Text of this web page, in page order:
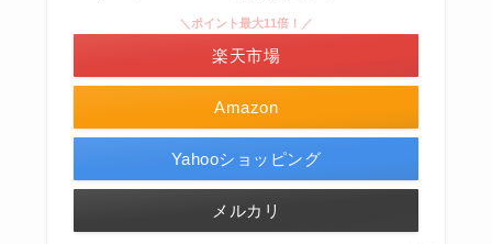
Amazon
＼ポイント最大11倍！／
楽天市場
Yahooショッピング
メルカリ